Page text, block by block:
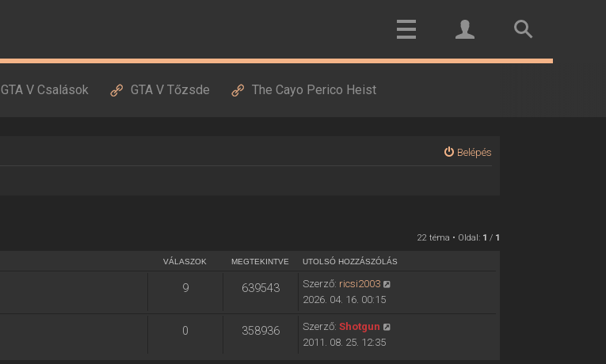
GTA V Csalások GTA V Tőzsde The Cayo Perico Heist
Belépés
22 téma • Oldal: 1 / 1
VÁLASZOK MEGTEKINTVE UTOLSÓ HOZZÁSZÓLÁS
9 639543 Szerző: ricsi2003
2026. 04. 16. 00:15
0 358936 Szerző: Shotgun
2011. 08. 25. 12:35